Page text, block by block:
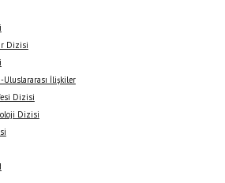
Dizisi
İlişkiler
Dizisi
Dizisi